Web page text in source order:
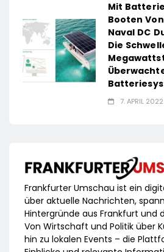
Mit
Booten
Naval DC
Die
7. APRIL 2022
Frankfurter Umschau ist ein
über aktuelle Nachrichten,
Hintergründe aus Frankfurt und
Von Wirtschaft und Politik über
hin zu lokalen Events – die